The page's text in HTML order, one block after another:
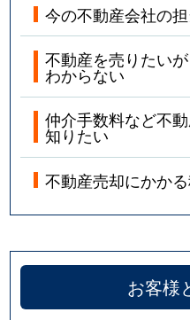
今の不動産会社の
不動産を売りたい
わからない
仲介手数料など不
知りたい
不動産売却にかか
お客様